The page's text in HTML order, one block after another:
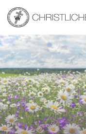
main
content